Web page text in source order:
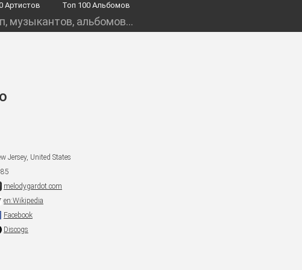
Артистов Toп 100 Альбомов
Jersey, United States
melodygardot.com
en:Wikipedia
Facebook
Discogs